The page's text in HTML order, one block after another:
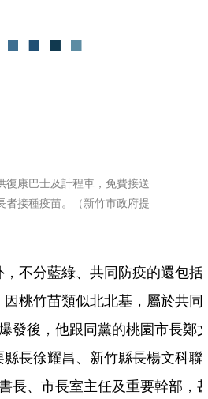
復康巴士及計程車，免費接送
者接種疫苗。（新竹市政府提
不分藍綠、共同防疫的還包括
桃竹苗類似北北基，屬於共同
發後，他跟同黨的桃園市長鄭
長徐耀昌、新竹縣長楊文科聯
長、市長室主任及重要幹部，